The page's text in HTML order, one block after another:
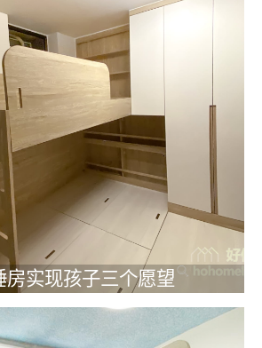
房实现孩子三个愿望